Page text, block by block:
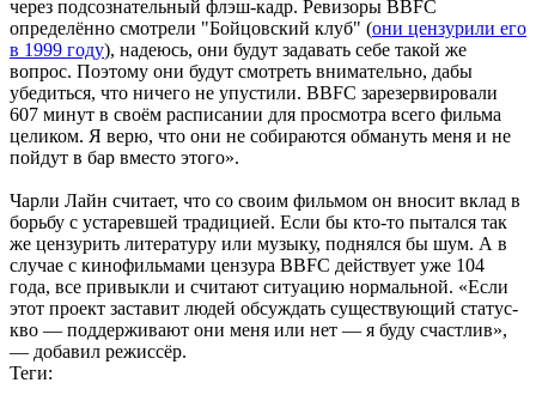
через подсознательный флэш-кадр. Ревизоры BBFC
определённо смотрели "Бойцовский клуб" (они цензурили его
в 1999 году), надеюсь, они будут задавать себе такой же
вопрос. Поэтому они будут смотреть внимательно, дабы
убедиться, что ничего не упустили. BBFC зарезервировали
607 минут в своём расписании для просмотра всего фильма
целиком. Я верю, что они не собираются обмануть меня и не
пойдут в бар вместо этого».
Чарли Лайн считает, что со своим фильмом он вносит вклад в
борьбу с устаревшей традицией. Если бы кто-то пытался так
же цензурить литературу или музыку, поднялся бы шум. А в
случае с кинофильмами цензура BBFC действует уже 104
года, все привыкли и считают ситуацию нормальной. «Если
этот проект заставит людей обсуждать существующий статус-
кво — поддерживают они меня или нет — я буду счастлив»,
— добавил режиссёр.
Теги: